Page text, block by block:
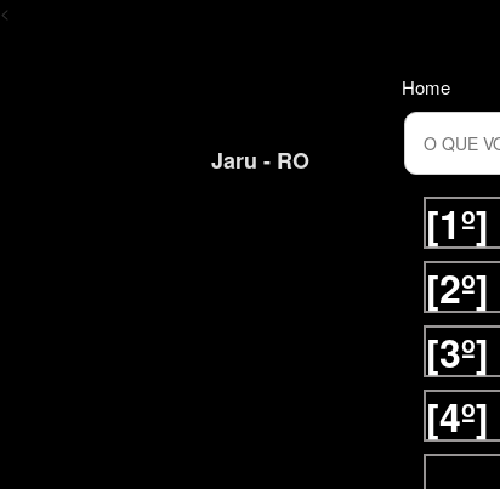
<
Jaru - RO
[1º]
[2º]
[3º]
[4º]
Home